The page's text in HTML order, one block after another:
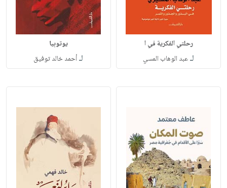
رحلتي الفكرية في ا
لـعبد الوهاب المسي
يوتوبيا
لـأحمد خالد توفيق